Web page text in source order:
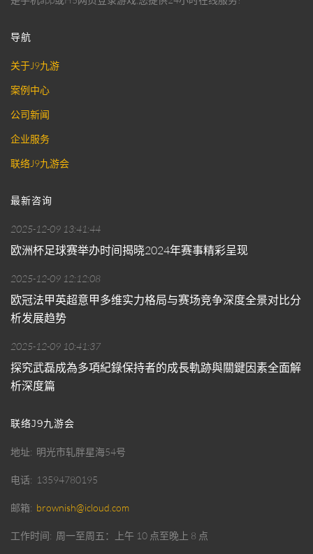
导航
关于J9九游
案例中心
公司新闻
企业服务
联络J9九游会
最新咨询
2025-12-09 13:41:44
欧洲杯足球赛举办时间揭晓2024年赛事精彩呈现
2025-12-09 12:12:08
欧冠法甲英超意甲多维实力格局与赛场竞争深度全景对比分
析发展趋势
2025-12-09 10:41:37
探究武磊成為多項紀錄保持者的成長軌跡與關鍵因素全面解
析深度篇
联络J9九游会
地址 明光市轧胖星海54号
电话 13594780195
邮箱 brownish@icloud.com
工作时间 周一至周五：上午 10 点至晚上 8 点